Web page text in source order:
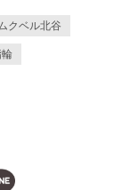
クベル北谷